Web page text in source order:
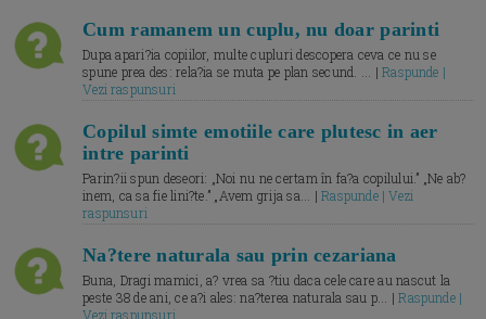
Cum ramanem un cuplu, nu doar parinti
Dupa apari?ia copiilor, multe cupluri descopera ceva ce nu se
spune prea des: rela?ia se muta pe plan secund. ... |Raspunde |
Vezi raspunsuri
Copilul simte emotiile care plutesc in aer
intre parinti
Parin?ii spun deseori: „Noi nu ne certam în fa?a copilului.” „Ne ab?
inem, ca sa fie lini?te.” „Avem grija sa... |Raspunde | Vezi
raspunsuri
Na?tere naturala sau prin cezariana
Buna, Dragi mamici, a? vrea sa ?tiu daca cele care au nascut la
peste 38 de ani, ce a?i ales: na?terea naturala sau p... |Raspunde |
Vezi raspunsuri